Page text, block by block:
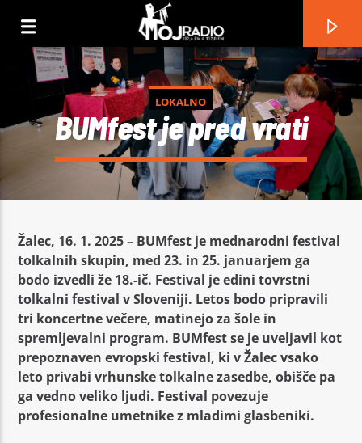
Current track
Title
Artist
LOKALNO
BUMfest je pred vrati
Žalec, 16. 1. 2025 – BUMfest je mednarodni festival
tolkalnih skupin, med 23. in 25. januarjem ga
bodo izvedli že 18.-ič. Festival je edini tovrstni
tolkalni festival v Sloveniji. Letos bodo pripravili
tri koncertne večere, matinejo za šole in
spremljevalni program. BUMfest se je uveljavil kot
prepoznaven evropski festival, ki v Žalec vsako
leto privabi vrhunske tolkalne zasedbe, obišče pa
ga vedno veliko ljudi. Festival povezuje
profesionalne umetnike z mladimi glasbeniki.